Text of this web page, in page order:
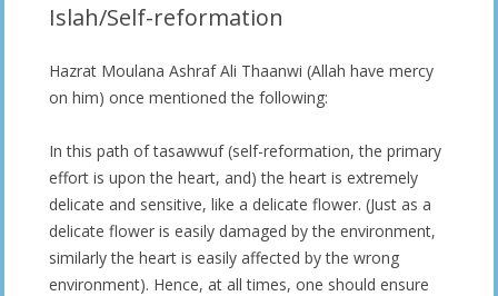
Islah/Self-reformation
Hazrat Moulana Ashraf Ali Thaanwi (Allah have mercy
on him) once mentioned the following:
In this path of tasawwuf (self-reformation, the primary
effort is upon the heart, and) the heart is extremely
delicate and sensitive, like a delicate flower. (Just as a
delicate flower is easily damaged by the environment,
similarly the heart is easily affected by the wrong
environment). Hence, at all times, one should ensure